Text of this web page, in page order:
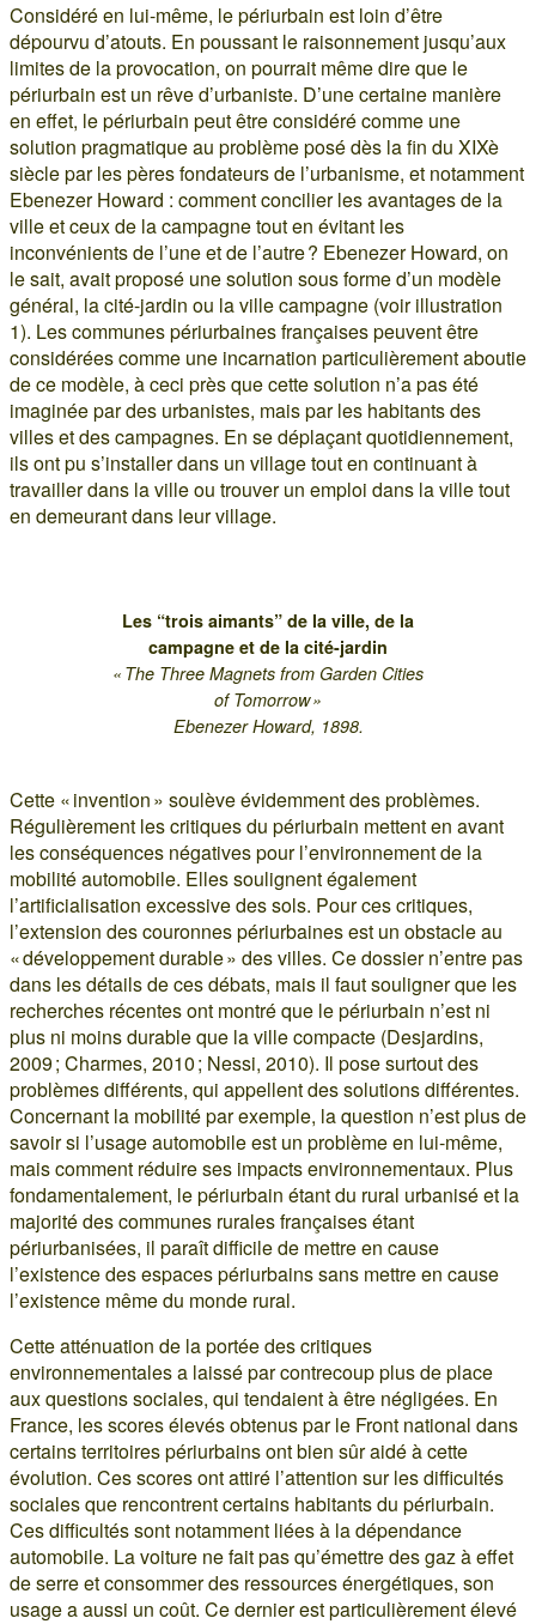
Considéré en lui-même, le périurbain est loin d’être
dépourvu d’atouts. En poussant le raisonnement jusqu’aux
limites de la provocation, on pourrait même dire que le
périurbain est un rêve d’urbaniste. D’une certaine manière
en effet, le périurbain peut être considéré comme une
solution pragmatique au problème posé dès la fin du XIXè
siècle par les pères fondateurs de l’urbanisme, et notamment
Ebenezer Howard : comment concilier les avantages de la
ville et ceux de la campagne tout en évitant les
inconvénients de l’une et de l’autre ? Ebenezer Howard, on
le sait, avait proposé une solution sous forme d’un modèle
général, la cité-jardin ou la ville campagne (voir illustration
1). Les communes périurbaines françaises peuvent être
considérées comme une incarnation particulièrement aboutie
de ce modèle, à ceci près que cette solution n’a pas été
imaginée par des urbanistes, mais par les habitants des
villes et des campagnes. En se déplaçant quotidiennement,
ils ont pu s’installer dans un village tout en continuant à
travailler dans la ville ou trouver un emploi dans la ville tout
en demeurant dans leur village.
Les “trois aimants” de la ville, de la
campagne et de la cité-jardin
« The Three Magnets from Garden Cities
of Tomorrow »
Ebenezer Howard, 1898.
Cette « invention » soulève évidemment des problèmes.
Régulièrement les critiques du périurbain mettent en avant
les conséquences négatives pour l’environnement de la
mobilité automobile. Elles soulignent également
l’artificialisation excessive des sols. Pour ces critiques,
l’extension des couronnes périurbaines est un obstacle au
« développement durable » des villes. Ce dossier n’entre pas
dans les détails de ces débats, mais il faut souligner que les
recherches récentes ont montré que le périurbain n’est ni
plus ni moins durable que la ville compacte (Desjardins,
2009 ; Charmes, 2010 ; Nessi, 2010). Il pose surtout des
problèmes différents, qui appellent des solutions différentes.
Concernant la mobilité par exemple, la question n’est plus de
savoir si l’usage automobile est un problème en lui-même,
mais comment réduire ses impacts environnementaux. Plus
fondamentalement, le périurbain étant du rural urbanisé et la
majorité des communes rurales françaises étant
périurbanisées, il paraît difficile de mettre en cause
l’existence des espaces périurbains sans mettre en cause
l’existence même du monde rural.
Cette atténuation de la portée des critiques
environnementales a laissé par contrecoup plus de place
aux questions sociales, qui tendaient à être négligées. En
France, les scores élevés obtenus par le Front national dans
certains territoires périurbains ont bien sûr aidé à cette
évolution. Ces scores ont attiré l’attention sur les difficultés
sociales que rencontrent certains habitants du périurbain.
Ces difficultés sont notamment liées à la dépendance
automobile. La voiture ne fait pas qu’émettre des gaz à effet
de serre et consommer des ressources énergétiques, son
usage a aussi un coût. Ce dernier est particulièrement élevé